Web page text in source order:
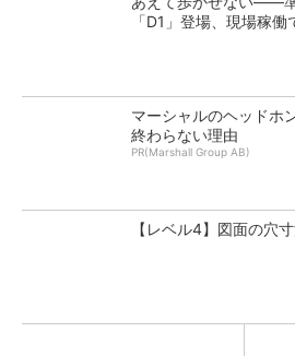
「D1」登場、現場稼
マーシャルのヘッドホ
終わらない理由
PR(Marshall Group AB)
【レベル4】図面の穴